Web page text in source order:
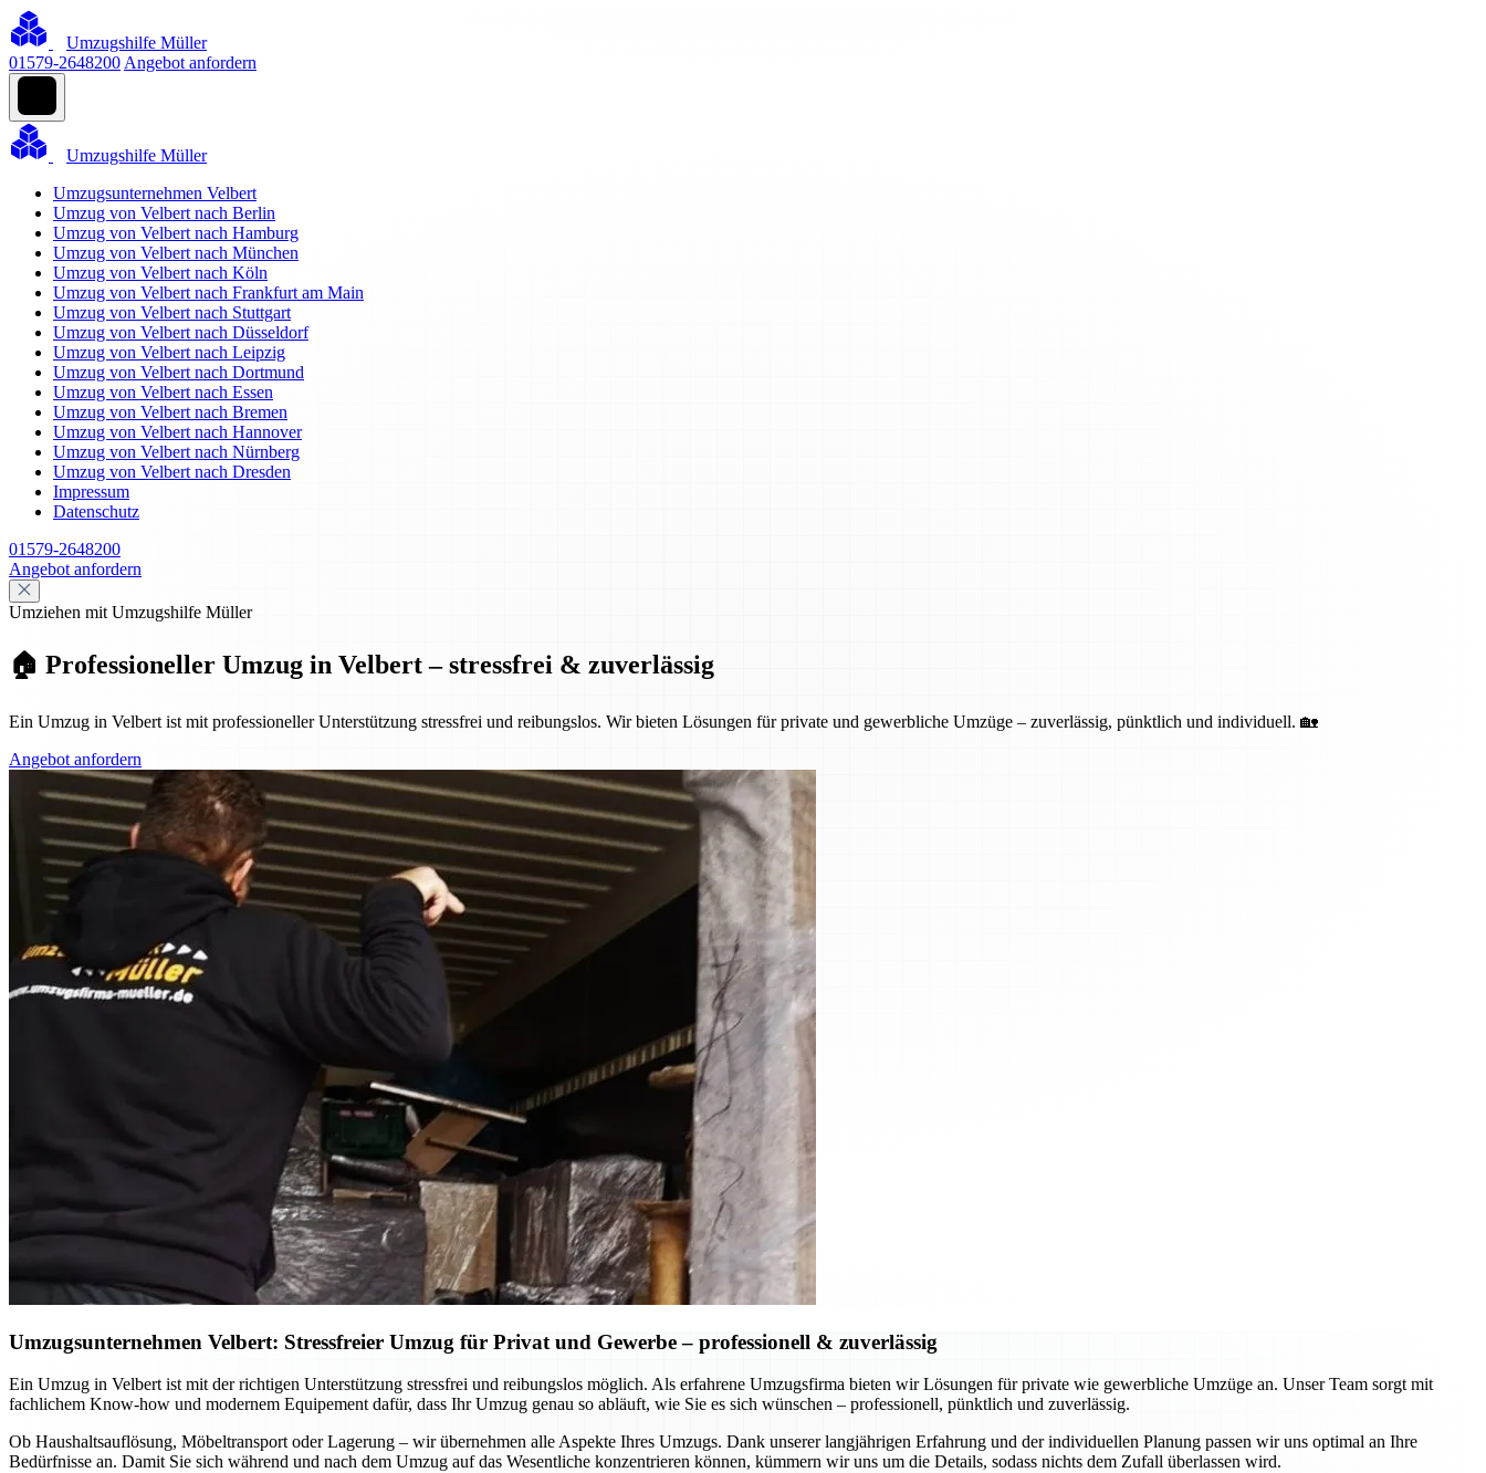
Umzugshilfe Müller
01579-2648200 Angebot anfordern
Umzugshilfe Müller
Umzugsunternehmen Velbert
Umzug von Velbert nach Berlin
Umzug von Velbert nach Hamburg
Umzug von Velbert nach München
Umzug von Velbert nach Köln
Umzug von Velbert nach Frankfurt am Main
Umzug von Velbert nach Stuttgart
Umzug von Velbert nach Düsseldorf
Umzug von Velbert nach Leipzig
Umzug von Velbert nach Dortmund
Umzug von Velbert nach Essen
Umzug von Velbert nach Bremen
Umzug von Velbert nach Hannover
Umzug von Velbert nach Nürnberg
Umzug von Velbert nach Dresden
Impressum
Datenschutz
01579-2648200
Angebot anfordern
Umziehen mit Umzugshilfe Müller
🏠 Professioneller Umzug in Velbert – stressfrei & zuverlässig
Ein Umzug in Velbert ist mit professioneller Unterstützung stressfrei und reibungslos. Wir bieten Lösungen für private und gewerbliche Umzüge – zuverlässig, pünktlich und individuell. 🏡
Angebot anfordern
Umzugsunternehmen Velbert: Stressfreier Umzug für Privat und Gewerbe – professionell & zuverlässig
Ein Umzug in Velbert ist mit der richtigen Unterstützung stressfrei und reibungslos möglich. Als erfahrene Umzugsfirma bieten wir Lösungen für private wie gewerbliche Umzüge an. Unser Team sorgt mit
fachlichem Know-how und modernem Equipement dafür, dass Ihr Umzug genau so abläuft, wie Sie es sich wünschen – professionell, pünktlich und zuverlässig.
Ob Haushaltsauflösung, Möbeltransport oder Lagerung – wir übernehmen alle Aspekte Ihres Umzugs. Dank unserer langjährigen Erfahrung und der individuellen Planung passen wir uns optimal an Ihre
Bedürfnisse an. Damit Sie sich während und nach dem Umzug auf das Wesentliche konzentrieren können, kümmern wir uns um die Details, sodass nichts dem Zufall überlassen wird.